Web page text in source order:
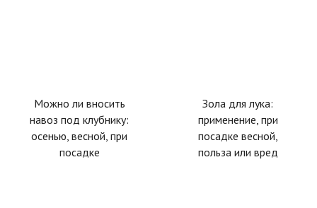
Можно ли вносить
навоз под клубнику:
осенью, весной, при
посадке
Зола для лука:
применение, при
посадке весной,
польза или вред